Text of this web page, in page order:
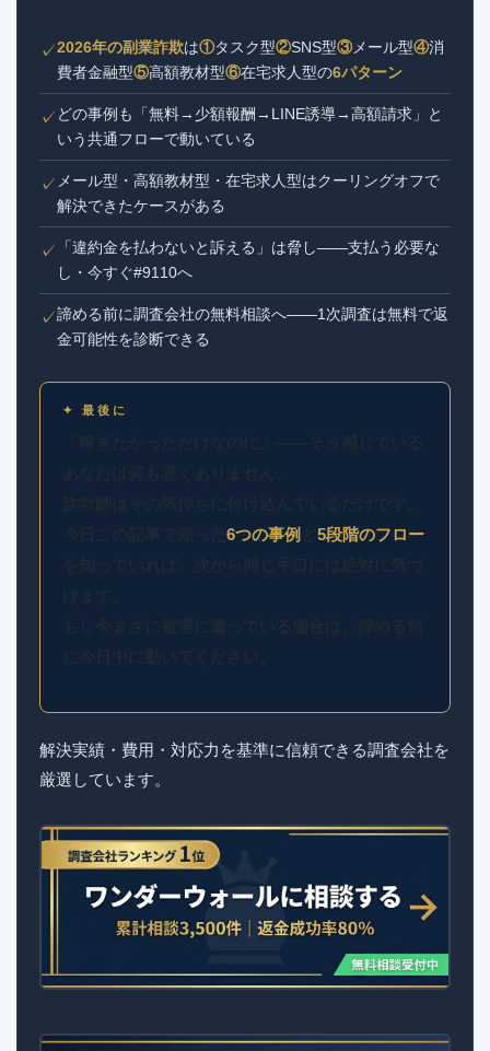
✓2026年の副業詐欺は①タスク型②SNS型③ メール型④消
費者金融型⑤高額教材型⑥在宅求人型の6パターン
✓ どの事例も「無料→少額報酬→LINE誘導→高額請求」と
いう共通フローで動いている
✓ メール型・高額教材型・在宅求人型はクーリングオフで
解決できたケースがある
✓
「違約金を払わないと訴える」は脅し——支払う必要な
し・今すぐ#9110へ
✓諦める前に調査会社の無料相談へ——1次調査は無料で返
金可能性を診断できる
✦ 最後に
6つの事例
5段階のフロー
解決実績・費用・対応力を基準に信頼できる調査会社を
厳選しています。